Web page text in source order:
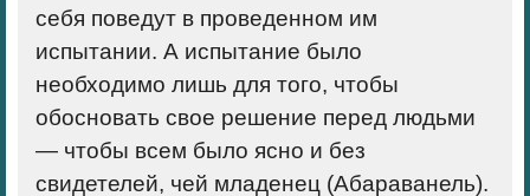
себя поведут в проведенном им
испытании. А испытание было
необходимо лишь для того, чтобы
обосновать свое решение перед людьми
— чтобы всем было ясно и без
свидетелей, чей младенец (Абараванель).